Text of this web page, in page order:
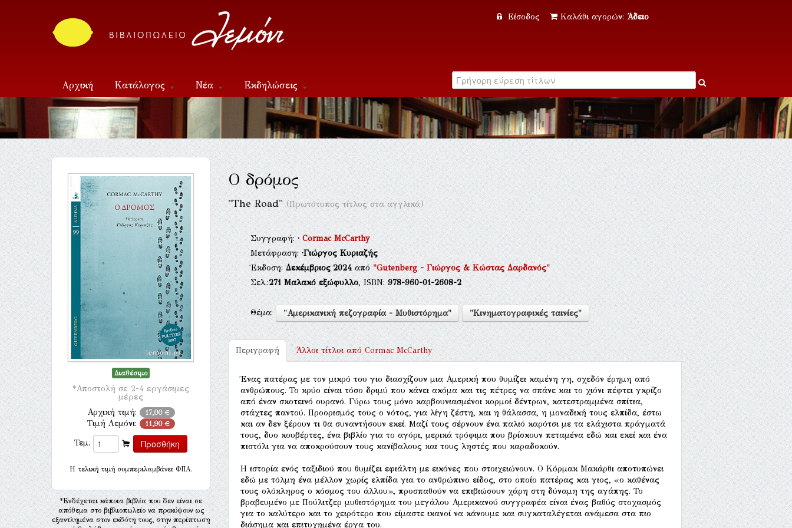
Είσοδος Καλάθι αγορών: Άδειο
Αρχική Κατάλογος Νέα Εκδηλώσεις
Επικοινωνία
Διαθέσιμο
*Αποστολή σε 2-4 εργάσιμες
μέρες
Αρχική τιμή: 17,00 €
Τιμή Λεμόνι: 11,90 €
Τεμ.
H τελική τιμή συμπεριλαμβάνει ΦΠΑ.
*Ενδέχεται κάποια βιβλία που δεν είναι σε
απόθεμα στο βιβλιοπωλείο να προκύψουν ως
εξαντλημένα στον εκδότη τους, στην περίπτωση
Ο δρόμος
"The Road"(Πρωτότυπος τίτλος στα αγγλικά)
Συγγραφή:·Cormac McCarthy
Μετάφραση:·Γιώργος Κυριαζής
Έκδοση:Δεκέμβριος 2024από"Gutenberg - Γιώργος & Κώστας Δαρδανός"
Σελ.:271 Μαλακό εξώφυλλο, ISBN:978-960-01-2608-2
Θέμα: "Αμερικανική πεζογραφία - Μυθιστόρημα" "Κινηματογραφικές ταινίες"
Περιγραφή Άλλοι τίτλοι απόCormac McCarthy
Ένας πατέρας με τον μικρό του γιο διασχίζουν μια Αμερική που θυμίζει καμένη γη, σχεδόν έρημη από
ανθρώπους. Το κρύο είναι τόσο δριμύ που κάνει ακόμα και τις πέτρες να σπάνε και το χιόνι πέφτει γκρίζο
από έναν σκοτεινό ουρανό. Γύρω τους μόνο καρβουνιασμένοι κορμοί δέντρων, κατεστραμμένα σπίτια,
στάχτες παντού. Προορισμός τους ο νότος, για λίγη ζέστη, και η θάλασσα, η μοναδική τους ελπίδα, έστω
και αν δεν ξέρουν τι θα συναντήσουν εκεί. Μαζί τους σέρνουν ένα παλιό καρότσι με τα ελάχιστα πράγματά
τους, δυο κουβέρτες, ένα βιβλίο για το αγόρι, μερικά τρόφιμα που βρίσκουν πεταμένα εδώ και εκεί και ένα
πιστόλι για να αποκρούσουν τους κανίβαλους και τους ληστές που καραδοκούν.
Η ιστορία ενός ταξιδιού που θυμίζει εφιάλτη με εικόνες που στοιχειώνουν. Ο Κόρμακ Μακάρθι αποτυπώνει
εδώ με τόλμη ένα μέλλον χωρίς ελπίδα για το ανθρώπινο είδος, στο οποίο πατέρας και γιος, «ο καθένας
τους ολόκληρος ο κόσμος του άλλου», προσπαθούν να επιβιώσουν χάρη στη δύναμη της αγάπης. Το
βραβευμένο με Πούλιτζερ μυθιστόρημα του μεγάλου Αμερικανού συγγραφέα είναι ένας βαθύς στοχασμός
για το καλύτερο και το χειρότερο που είμαστε ικανοί να κάνουμε και συγκαταλέγεται ανάμεσα στα πιο
διάσημα και επιτυχημένα έργα του.